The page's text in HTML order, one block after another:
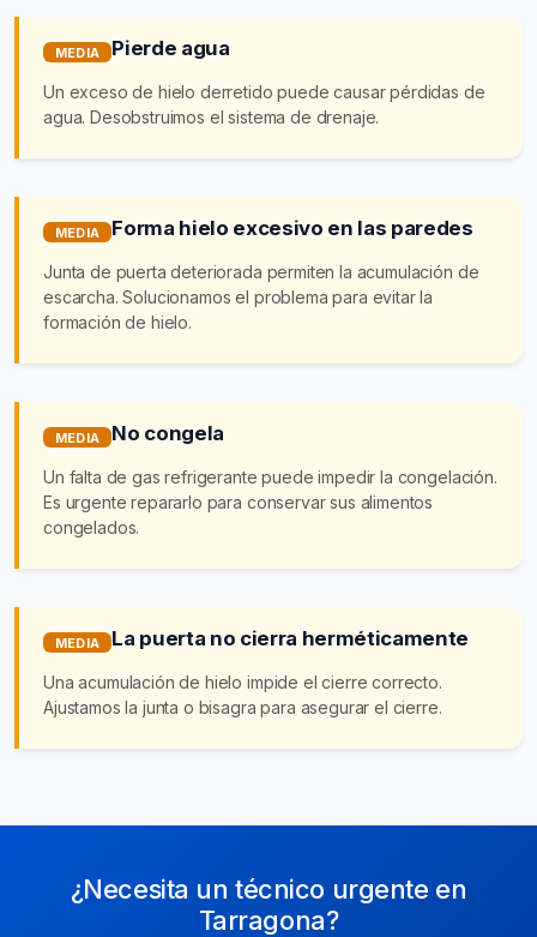
MEDIA Pierde agua
Un exceso de hielo derretido puede causar pérdidas de
agua. Desobstruimos el sistema de drenaje.
MEDIA Forma hielo excesivo en las paredes
Junta de puerta deteriorada permiten la acumulación de
escarcha. Solucionamos el problema para evitar la
formación de hielo.
MEDIA No congela
Un falta de gas refrigerante puede impedir la congelación.
Es urgente repararlo para conservar sus alimentos
congelados.
MEDIA La puerta no cierra herméticamente
Una acumulación de hielo impide el cierre correcto.
Ajustamos la junta o bisagra para asegurar el cierre.
¿Necesita un técnico urgente en
Tarragona?